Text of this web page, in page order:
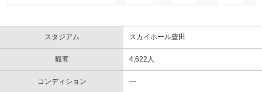
スタジアム スカイホール豊田
観客 4,622人
コンディション ---